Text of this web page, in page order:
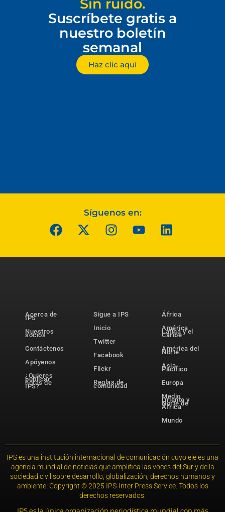
Sin ruido.
Suscríbete gratis a
nuestro boletín
semanal
Haz clic aquí
Síguenos en:
Acerca de
IPS
Nuestros
socios
Contáctenos
Apóyenos
¿Quieres
publicar
notas de
IPS?
Sigue a IPS
Inicio
Twitter
Facebook
Flickr
Reglas de
comunidad
África
América
Latina y el
Caribe
América del
Norte
Asia-
Pacífico
Europa
Medio
Oriente y
Norte de
África
Mundo
IPS es una institución internacional de comunicación cuyo eje es una
agencia mundial de noticias que amplifica las voces del Sur y de la
sociedad civil sobre desarrollo, globalización, derechos humanos y
ambiente. Copyright © 2025 IPS-Inter Press Service. Todos los
derechos reservados.